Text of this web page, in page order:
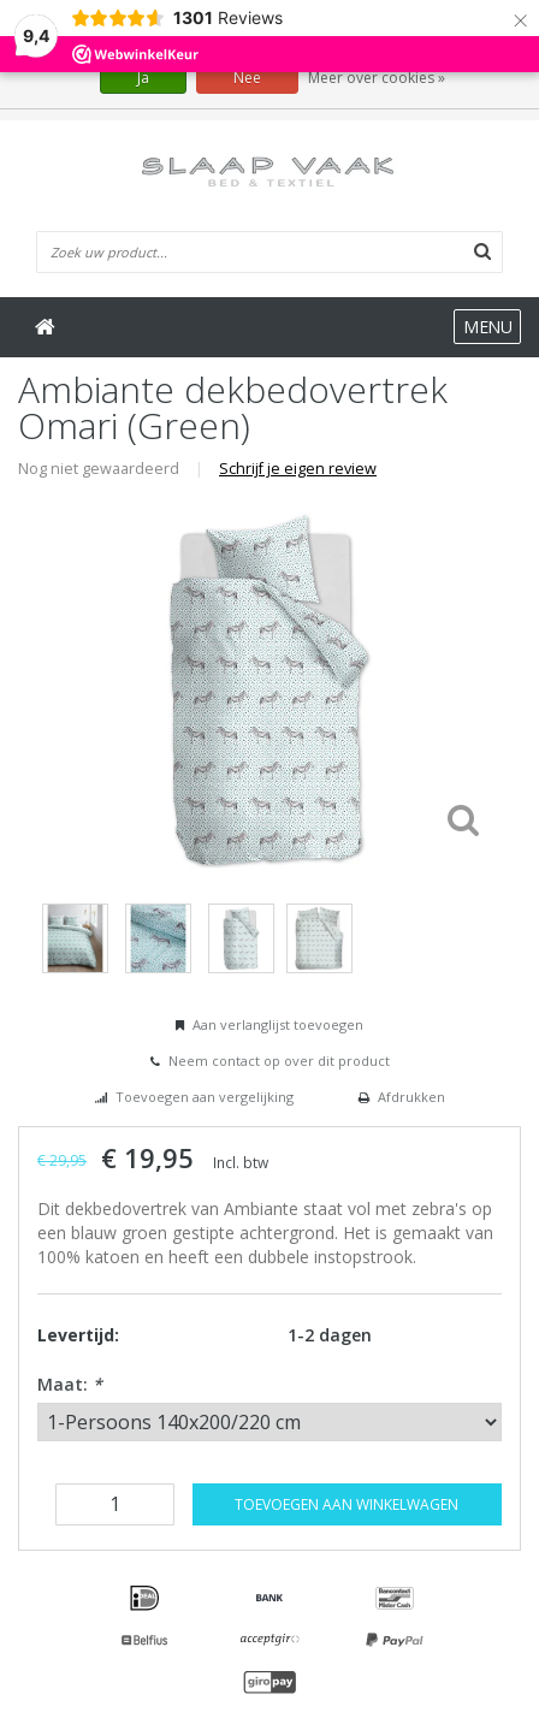
9,4
1301 Reviews ×
MENU
Ambiante dekbedovertrek
Omari (Green)
Nog niet gewaardeerd | Schrijf je eigen review
Aan verlanglijst toevoegen
Neem contact op over dit product
Toevoegen aan vergelijking
Afdrukken
€ 29,95 € 19,95 Incl. btw
Dit dekbedovertrek van Ambiante staat vol met zebra's op
een blauw groen gestipte achtergrond. Het is gemaakt van
100% katoen en heeft een dubbele instopstrook.
Levertijd: 1-2 dagen
Maat: *
TOEVOEGEN AAN WINKELWAGEN
Wij slaan cookies op om onze website te verbeteren. Is dat akkoord?
Ja Nee Meer over cookies »